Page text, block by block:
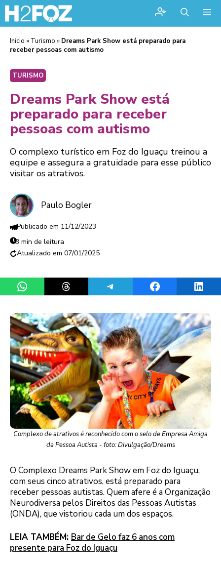
Início » Turismo » Dreams Park Show está preparado para
receber pessoas com autismo
TURISMO
Dreams Park Show está
preparado para receber
pessoas com autismo
O complexo turístico em Foz do Iguaçu treinou a
equipe e assegura a gratuidade para esse público
visitar os atrativos.
Paulo Bogler
11/12/2023
3 min de leitura
07/01/2025
Share on WhatsAppShare on ThreadsShare on TelegramShare on Facebook
Complexo de atrativos é reconhecido com o selo de Empresa Amiga
da Pessoa Autista - foto: Divulgação/Dreams
O Complexo Dreams Park Show em Foz do Iguaçu,
com seus cinco atrativos, está preparado para
receber pessoas autistas. Quem afere é a Organização
Neurodiversa pelos Direitos das Pessoas Autistas
(ONDA), que vistoriou cada um dos espaços.
LEIA TAMBÉM: Bar de Gelo faz 6 anos com
presente para Foz do Iguaçu